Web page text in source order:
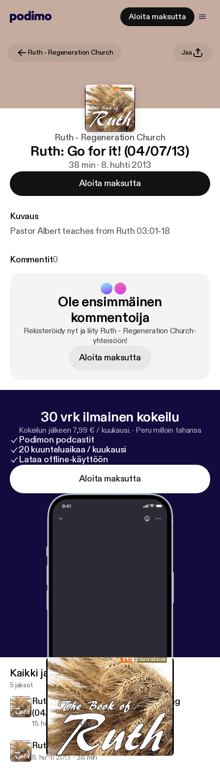
Aloita maksutta
Ruth - Regeneration Church Jaa
Ruth - Regeneration Church
Ruth: Go for it! (04/07/13)
38 min · 8. huhti 2013
Aloita maksutta
Kuvaus
Pastor Albert teaches from Ruth 03:01-18
Kommentit0
Ole ensimmäinen
kommentoija
Rekisteröidy nyt ja liity Ruth - Regeneration Church-
yhteisöön!
Aloita maksutta
30 vrk ilmainen kokeilu
Kokeilun jälkeen 7,99 € / kuukausi. · Peru milloin tahansa
Podimon podcastit
20 kuunteluaikaa / kuukausi
Lataa offline-käyttöön
Aloita maksutta
Ruth: Go for it! (04/07/13)
Kaikki jaksot
5 jaksot
Ruth: An Honorable and Proper Thing
(04/14/13)
15. huhti 2013 43 min
Ruth: Go for it! (04/07/13)
8. huhti 2013 38 min